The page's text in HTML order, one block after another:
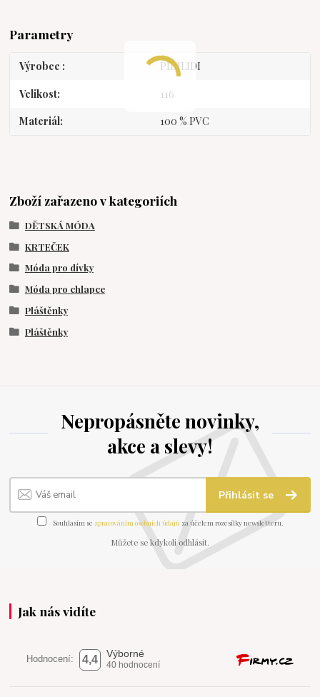
Parametry
Výrobce PIDILIDI
Velikost 116
Materiál 100 % PVC
Zboží zařazeno v kategoriích
DĚTSKÁ MÓDA
KRTEČEK
Móda pro dívky
Móda pro chlapce
Pláštěnky
Pláštěnky
Nepropásněte novinky,
akce a slevy!
Přihlásit se
Souhlasím se zpracováním osobních údajů za účelem rozesílky newsletteru.
Můžete se kdykoli odhlásit.
Jak nás vidíte